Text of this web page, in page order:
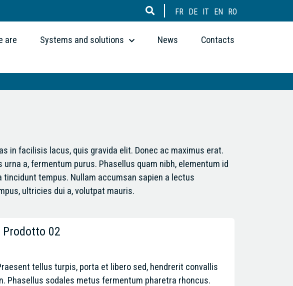
FR DE IT EN RO
are Systems and solutions News Contacts
in facilisis lacus, quis gravida elit. Donec ac maximus erat.
a, fermentum purus. Phasellus quam nibh, elementum id
tempus. Nullam accumsan sapien a lectus
ultricies dui a, volutpat mauris.
Prodotto 02
tellus turpis, porta et libero sed, hendrerit convallis
Phasellus sodales metus fermentum pharetra rhoncus.